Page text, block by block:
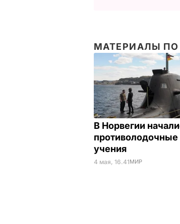
МАТЕРИАЛЫ ПО
В Норвегии
противолодочные
учения
4 мая, 16.41МИР